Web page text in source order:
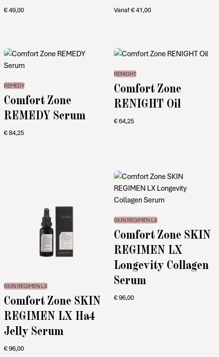
€49,00 Vanaf€41,00
REMEDY
Comfort Zone
REMEDY Serum
€84,25
RENIGHT
Comfort Zone
RENIGHT Oil
€64,25
SKIN REGIMEN LX
Comfort Zone SKIN
REGIMEN LX Ha4
Jelly Serum
€96,00
SKIN REGIMEN LX
Comfort Zone SKIN
REGIMEN LX
Longevity Collagen
Serum
€96,00